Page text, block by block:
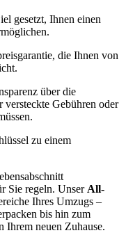
gesetzt, Ihnen einen
die Ihnen von
über die
versteckte Gebühren oder
zu einem
Sie regeln. Unser All-
Ihres Umzugs –
bis hin zum
Ihrem neuen Zuhause.